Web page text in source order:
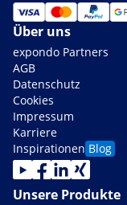
Über uns
expondo Partners
AGB
Datenschutz
Cookies
Impressum
Karriere
Inspirationen Blog
Unsere Produkte